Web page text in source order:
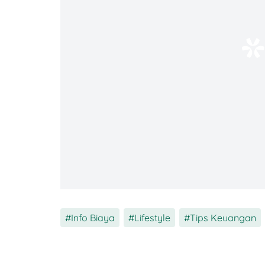
5. Jasa Titip (Kalau Pakai Jastip)
Info Biaya Lifestyle Tips Keuangan